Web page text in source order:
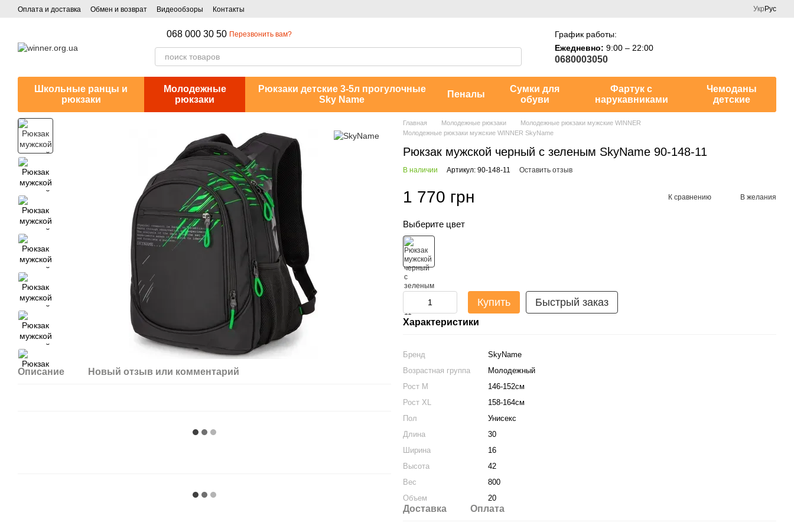
Перейти к основному контенту
Оплата и доставка Обмен и возврат Видеообзоры Контакты Укр Рус
068 000 30 50 Перезвонить вам?
График работы:
Ежедневно: 9:00 – 22:00
0680003050
Школьные ранцы и
рюкзаки
Молодежные
рюкзаки
Рюкзаки детские 3-5л прогулочные
Sky Name
Пеналы
Сумки для
обуви
Фартук с
нарукавниками
Чемоданы
детские
Описание Новый отзыв или комментарий
Главная Молодежные рюкзаки
Молодежные рюкзаки мужские WINNER
Молодежные рюкзаки мужские WINNER SkyName
Рюкзак мужской черный с зеленым SkyName 90-148-11
В наличии Артикул: 90-148-11 Оставить отзыв
1 770 грн К сравнению В желания
Выберите цвет
Купить Быстрый заказ
Характеристики
Бренд
SkyName
Возрастная группа
Молодежный
Рост M
146-152см
Рост XL
158-164см
Пол
Унисекс
Длина
30
Ширина
16
Высота
42
Вес
800
Объем
20
Доставка Оплата